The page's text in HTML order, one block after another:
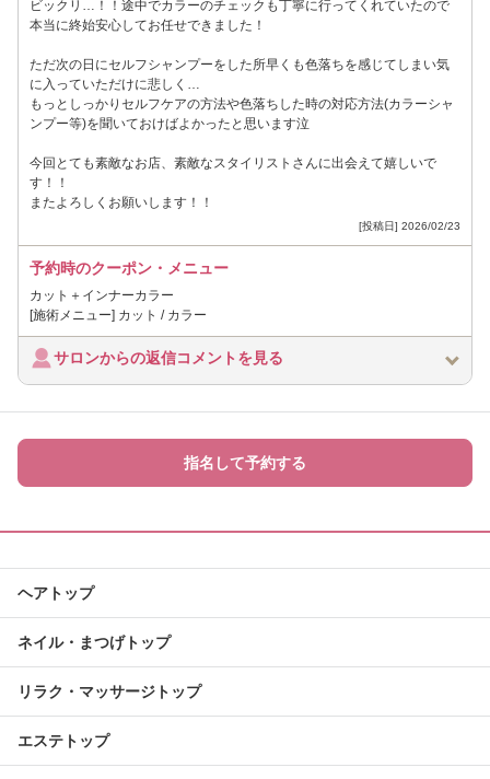
ビックリ…！！途中でカラーのチェックも丁寧に行ってくれていたので
本当に終始安心してお任せできました！
ただ次の日にセルフシャンプーをした所早くも色落ちを感じてしまい気
に入っていただけに悲しく…
もっとしっかりセルフケアの方法や色落ちした時の対応方法(カラーシャ
ンプー等)を聞いておけばよかったと思います泣
今回とても素敵なお店、素敵なスタイリストさんに出会えて嬉しいで
す！！
またよろしくお願いします！！
[投稿日] 2026/02/23
予約時のクーポン・メニュー
カット＋インナーカラー
[施術メニュー] カット / カラー
サロンからの返信コメントを見る
指名して予約する
ヘアトップ
ネイル・まつげトップ
リラク・マッサージトップ
エステトップ